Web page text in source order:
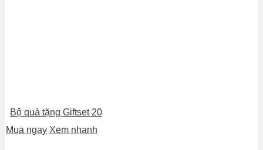
Bộ quà tặng Giftset 20
Mua ngay Xem nhanh